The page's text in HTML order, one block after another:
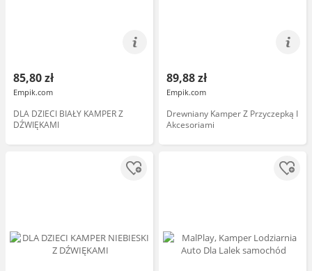
85,80 zł
Empik.com
DLA DZIECI BIAŁY KAMPER Z
DŹWIĘKAMI
89,88 zł
Empik.com
Drewniany Kamper Z Przyczepką I
Akcesoriami